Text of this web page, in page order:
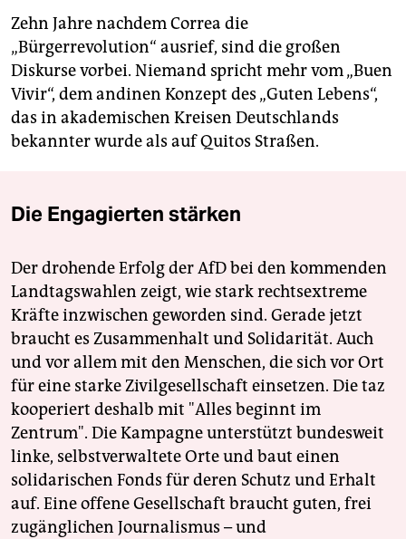
Zehn Jahre nachdem Correa die
„Bürgerrevolution“ ausrief, sind die großen
Diskurse vorbei. Niemand spricht mehr vom „Buen
Vivir“, dem andinen Konzept des „Guten Lebens“,
das in akademischen Kreisen Deutschlands
bekannter wurde als auf Quitos Straßen.
Die Engagierten stärken
Der drohende Erfolg der AfD bei den kommenden
Landtagswahlen zeigt, wie stark rechtsextreme
Kräfte inzwischen geworden sind. Gerade jetzt
braucht es Zusammenhalt und Solidarität. Auch
und vor allem mit den Menschen, die sich vor Ort
für eine starke Zivilgesellschaft einsetzen. Die taz
kooperiert deshalb mit "Alles beginnt im
Zentrum". Die Kampagne unterstützt bundesweit
linke, selbstverwaltete Orte und baut einen
solidarischen Fonds für deren Schutz und Erhalt
auf. Eine offene Gesellschaft braucht guten, frei
zugänglichen Journalismus – und